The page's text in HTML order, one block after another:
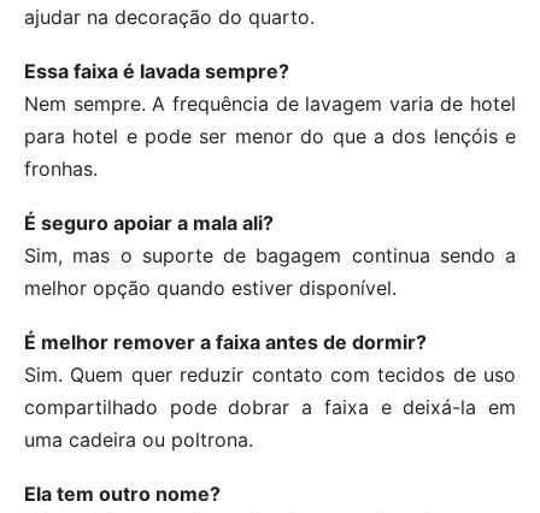
ajudar na decoração do quarto.
Essa faixa é lavada sempre?
Nem sempre. A frequência de lavagem varia de hotel
para hotel e pode ser menor do que a dos lençóis e
fronhas.
É seguro apoiar a mala ali?
Sim, mas o suporte de bagagem continua sendo a
melhor opção quando estiver disponível.
É melhor remover a faixa antes de dormir?
Sim. Quem quer reduzir contato com tecidos de uso
compartilhado pode dobrar a faixa e deixá-la em
uma cadeira ou poltrona.
Ela tem outro nome?